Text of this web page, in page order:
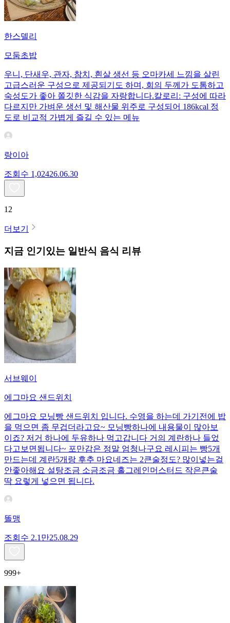
한스델리
모둠초밥
우니, 단새우, 관자, 참치, 흰살 생선 등 오마카세 느낌을 살린
고급스러운 구성으로 제공되기도 하며, 회의 두께가 도톰하고
숙성도가 좋아 쫄깃한 식감을 자랑합니다.칼로리: 구성에 따라
다르지만 가벼운 생선 및 해산물 위주로 구성되어 186kcal 정
도로 비교적 가볍게 즐길 수 있는 메뉴
랑이아
조회수 1,02426.06.30
12
더보기
지금 인기있는 일반식 음식 리뷰
서브웨이
에그마요 샌드위치
에그마요 모닝빵 샌드위치 입니다. 수영을 하는데 가기전에 밥
을 먹으면 좀 무겁더라고요~ 모닝빵하나에 내용물이 많아보
이죠? 저거 하나에 두유하나 먹고갑니다 거의 계란하나 들었
다고보면됩니다~ 포만감은 정말 엄청나구요 레시피는 빵5개
만드는데 계란5개랑 후추 마요네즈는 2큰술정도? 많이넣는걸
안좋아해요 설탕조금 소금조금 홀그레인머스터드 작은큰술
딱 요렇게 넣으면 됩니다.
똘맹
조회수 2.1만25.08.29
999+